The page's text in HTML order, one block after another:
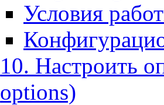
Условия
10. Настроить
options)